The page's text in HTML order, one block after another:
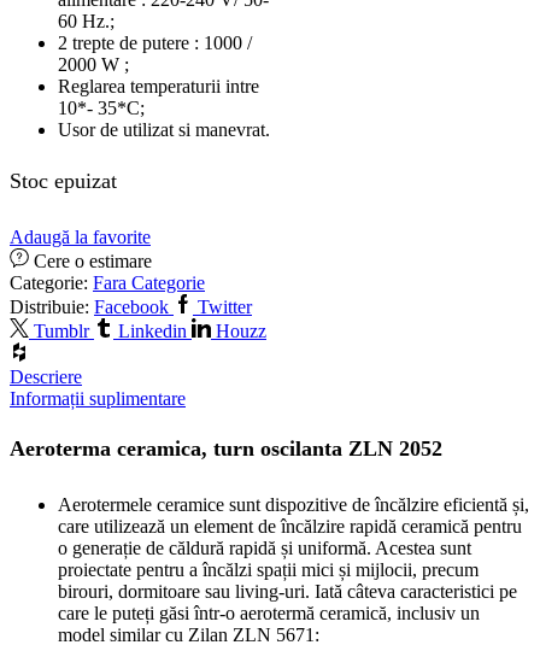
60 Hz.;
2 trepte de putere : 1000 /
2000 W ;
Reglarea temperaturii intre
10*- 35*C;
Usor de utilizat si manevrat.
Stoc epuizat
Adaugă la favorite
Cere o estimare
Categorie: Fara Categorie
Distribuie: Facebook
Twitter
Tumblr
Linkedin Houzz
Descriere
Informații suplimentare
Aeroterma ceramica, turn oscilanta ZLN 2052
Aerotermele ceramice sunt dispozitive de încălzire eficientă și,
care utilizează un element de încălzire rapidă ceramică pentru
o generație de căldură rapidă și uniformă. Acestea sunt
proiectate pentru a încălzi spații mici și mijlocii, precum
birouri, dormitoare sau living-uri. Iată câteva caracteristici pe
care le puteți găsi într-o aerotermă ceramică, inclusiv un
model similar cu Zilan ZLN 5671: